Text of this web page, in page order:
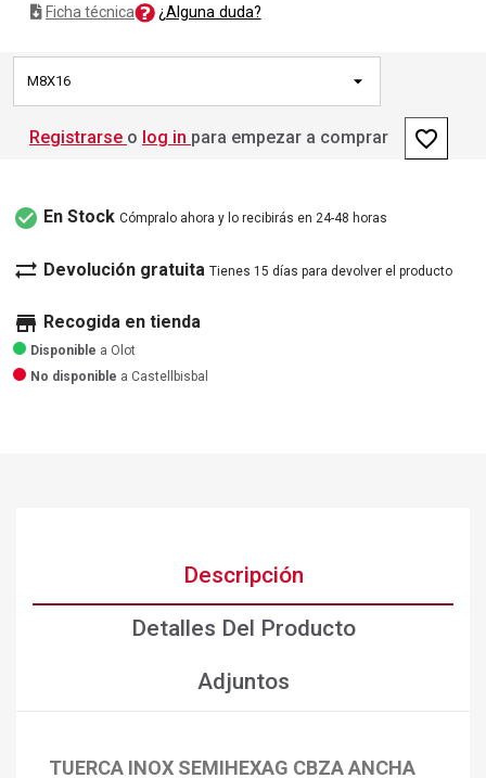
Ficha técnica ¿Alguna duda?
M8X16
Registrarse o log in para empezar a comprar favorite_border
check_circle En Stock Cómpralo ahora y lo recibirás en 24-48 horas
sync_alt Devolución gratuita Tienes 15 días para devolver el producto
store Recogida en tienda
Disponible a Olot
No disponible a Castellbisbal
Descripción
Detalles Del Producto
Adjuntos
TUERCA INOX SEMIHEXAG CBZA ANCHA